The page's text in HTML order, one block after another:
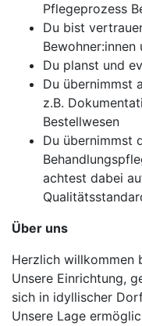
Pflegeprozess
Du bist
Du planst und
Du übernimmst
z.B.
Bestellwesen
Du übernimmst
achtest dabei
Über uns
Herzlich willkommen
Unsere Einrichtung,
sich in idyllischer
Unsere Lage